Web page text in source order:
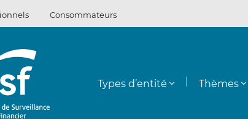
Consommateurs
Types d’entité Thèmes